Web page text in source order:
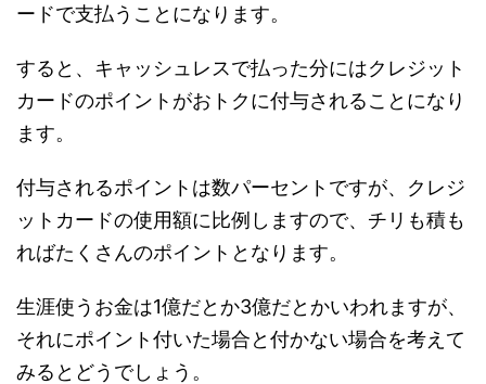
ードで支払うことになります。
すると、キャッシュレスで払った分にはクレジット
カードのポイントがおトクに付与されることになり
ます。
付与されるポイントは数パーセントですが、クレジ
ットカードの使用額に比例しますので、チリも積も
ればたくさんのポイントとなります。
生涯使うお金は1億だとか3億だとかいわれますが、
それにポイント付いた場合と付かない場合を考えて
みるとどうでしょう。